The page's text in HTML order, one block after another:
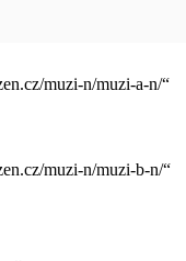
muzi-n/muzi-a-n/“
muzi-n/muzi-b-n/“